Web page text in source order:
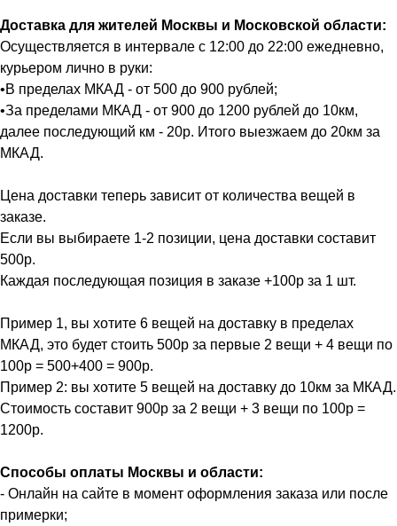
Доставка для жителей Москвы и Московской области:
Осуществляется в интервале с 12:00 до 22:00 ежедневно,
курьером лично в руки:
•В пределах МКАД - от 500 до 900 рублей;
•За пределами МКАД - от 900 до 1200 рублей до 10км,
далее последующий км - 20р. Итого выезжаем до 20км за
МКАД.
Цена доставки теперь зависит от количества вещей в
заказе.
Если вы выбираете 1-2 позиции, цена доставки составит
500р.
Каждая последующая позиция в заказе +100р за 1 шт.
Пример 1, вы хотите 6 вещей на доставку в пределах
МКАД, это будет стоить 500р за первые 2 вещи + 4 вещи по
100р = 500+400 = 900р.
Пример 2: вы хотите 5 вещей на доставку до 10км за МКАД.
Стоимость составит 900р за 2 вещи + 3 вещи по 100р =
1200р.
Способы оплаты Москвы и области:
- Онлайн на сайте в момент оформления заказа или после
примерки;